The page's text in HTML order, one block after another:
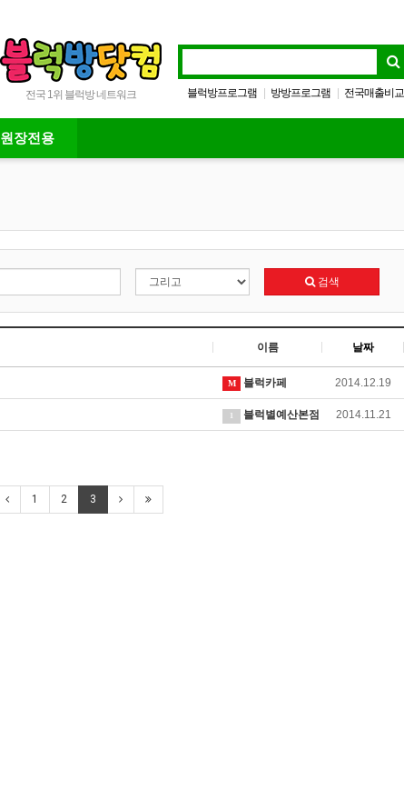
전국 1위 블럭방 네트워크 블럭방프로그램 방방프로그램
전국매출비교
원장전용
검색
이름 날짜
M 블럭카페 2014.12.19
블럭별예산본점 2014.11.21
1 2 3